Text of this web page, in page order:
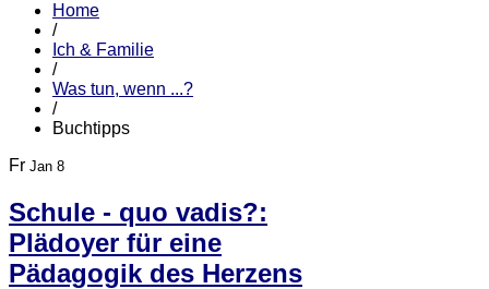
Home
/
Ich & Familie
/
Was tun, wenn ...?
/
Buchtipps
Fr Jan 8
Schule - quo vadis?:
Plädoyer für eine
Pädagogik des Herzens